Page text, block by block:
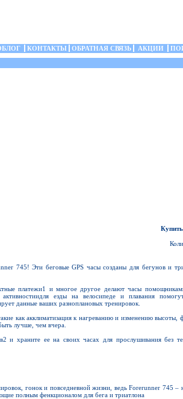
КОНТАКТЫ ОБРАТНАЯ СВЯЗЬ АКЦИИ
745! Эти беговые GPS часы созданы для бегунов и
платежи1 и многое другое делают часы
езды на велосипеде и плавания
данные ваших разноплановых тренировок.
как акклиматизация к нагреванию и изменению высоты,
лучше, чем вчера.
и храните ее на своих часах для прослушивания без
гонок и повседневной жизни, ведь Forerunner 745
полным фенкционалом для бега и триатлона